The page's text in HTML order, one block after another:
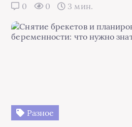
0 0 3 мин.
Разное